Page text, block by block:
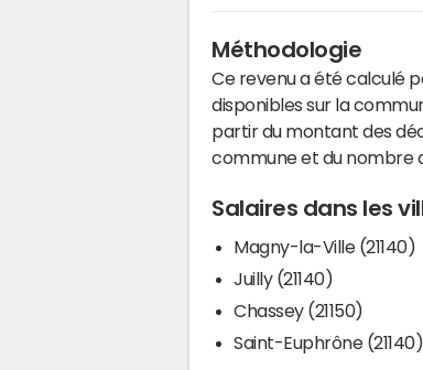
Méthodologie
Ce revenu a été calculé
disponibles sur la
partir du montant des
commune et du nombre
Salaires dans les
Magny-la-Ville (21140)
Juilly (21140)
Chassey (21150)
Saint-Euphrône (21140)